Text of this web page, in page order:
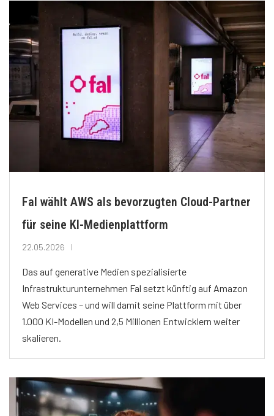
Fal wählt AWS als bevorzugten Cloud-Partner
für seine KI-Medienplattform
22.05.2026
Das auf generative Medien spezialisierte
Infrastrukturunternehmen Fal setzt künftig auf Amazon
Web Services – und will damit seine Plattform mit über
1.000 KI-Modellen und 2,5 Millionen Entwicklern weiter
skalieren.